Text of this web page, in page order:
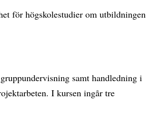
för högskolestudier om utbildningen
samt handledning i
I kursen ingår tre